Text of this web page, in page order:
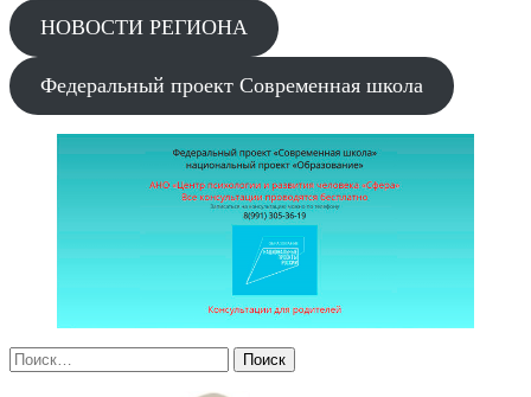
НОВОСТИ РЕГИОНА
Федеральный проект Современная школа